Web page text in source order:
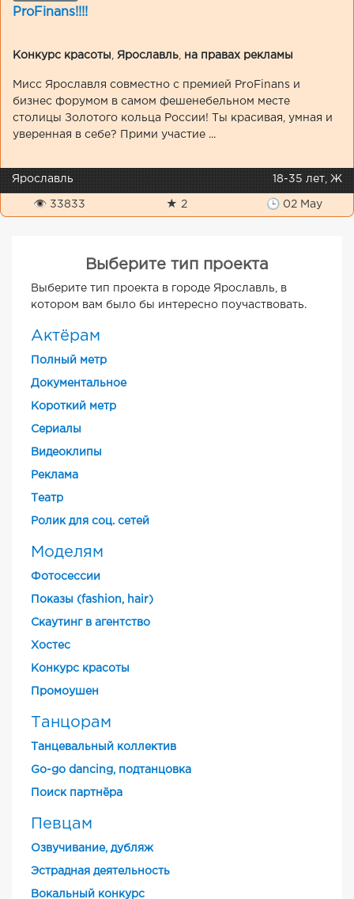
ProFinans!!!!
Конкурс красоты Ярославль на правах рекламы
Мисс Ярославля совместно с премией ProFinans и
бизнес форумом в самом фешенебельном месте
столицы Золотого кольца России! Ты красивая, умная и
уверенная в себе? Прими участие ...
Ярославль 18-35 лет, Ж
👁 33833 ★ 2 🕒 02 May
Выберите тип проекта
Выберите тип проекта в городе Ярославль, в
котором вам было бы интересно поучаствовать.
Актёрам
Полный метр
Документальное
Короткий метр
Cериалы
Видеоклипы
Реклама
Театр
Ролик для соц. сетей
Моделям
Фотосессии
Показы (fashion, hair)
Скаутинг в агентство
Хостес
Конкурс красоты
Промоушен
Танцорам
Танцевальный коллектив
Go-go dancing, подтанцовка
Поиск партнёра
Певцам
Озвучивание, дубляж
Эстрадная деятельность
Вокальный конкурс